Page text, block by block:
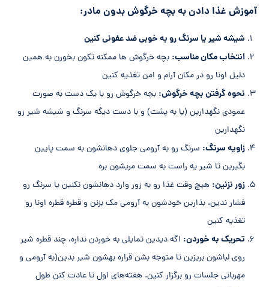
آموزش غذا دادن به بچه خرگوش بدون مادر:
شیشه شیر یا سرنگ رو به خوبی ضد عفونی کنین
انتخاب مکان مناسب: بچه خرگوش ها ممکنه تکون بخورن به همین
دلیل اونا رو در مکان آرام و امن تغذیه کنین
نحوه گرفتن بچه خرگوش: بچه خرگوش رو با یک دست به صورت
عمودی نگهدارین (یا به پشت) و با دست دیگه سرنگ و شیشه شیر رو
نگهدارین
زاویه سرنگ: سرنگ رو به آرومی جلوی دهانشون به سمت پایین
بگیرین تا شیر یه راست به سمت مریشون بره
زور نزنین: هیچ وقت غذا رو به زور وارد دهانشون نکنین یا سرنگ رو
فشار ندین، بذارین خودشون به آرومی مک بزنن و قطره قطره اونا رو
تغذیه کنین
تحریک به خوردن: اگه دیدین تمایلی به خوردن نداره، چند قطره شیر
روی لباشون بریزین تا متوجه بشن قراره بهشون شیر بدین(به آرومی و
مهربانی جلسات رو برگزار کنین. هفته‌های اول تا عادت کنن طول